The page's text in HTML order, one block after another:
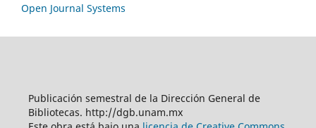
Open Journal Systems
Publicación semestral de la Dirección General de
Bibliotecas. http://dgb.unam.mx